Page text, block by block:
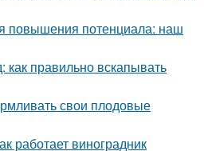
повышения потенциала: наш
как правильно вскапывать
свои плодовые
работает виноградник